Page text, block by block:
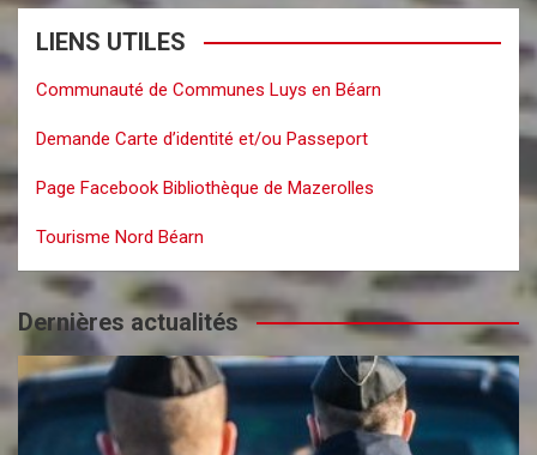
LIENS UTILES
Communauté de Communes Luys en Béarn
Demande Carte d’identité et/ou Passeport
Page Facebook Bibliothèque de Mazerolles
Tourisme Nord Béarn
Dernières actualités